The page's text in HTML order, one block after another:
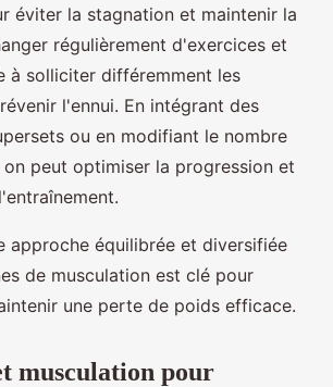
éviter la stagnation et maintenir la
régulièrement d'exercices et
à solliciter différemment les
l'ennui. En intégrant des
ou en modifiant le nombre
peut optimiser la progression et
approche équilibrée et diversifiée
de musculation est clé pour
une perte de poids efficace.
musculation pour